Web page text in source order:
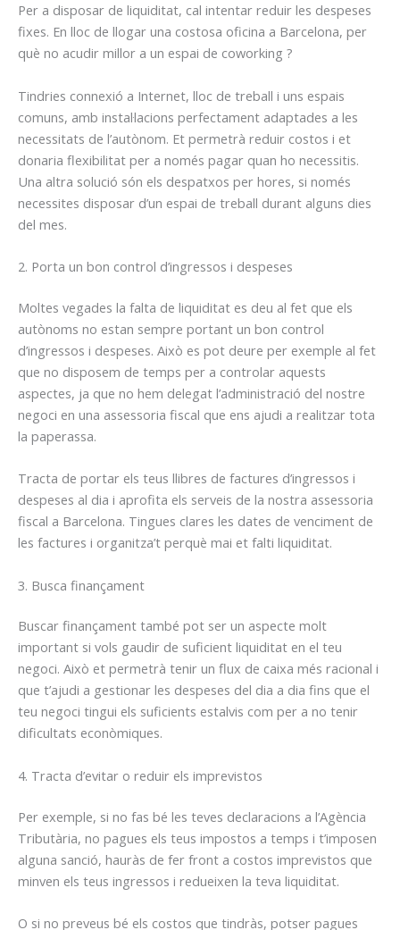
Per a disposar de liquiditat, cal intentar reduir les despeses
fixes. En lloc de llogar una costosa oficina a Barcelona, per
què no acudir millor a un espai de coworking ?
Tindries connexió a Internet, lloc de treball i uns espais
comuns, amb instal·lacions perfectament adaptades a les
necessitats de l’autònom. Et permetrà reduir costos i et
donaria flexibilitat per a només pagar quan ho necessitis.
Una altra solució són els despatxos per hores, si només
necessites disposar d’un espai de treball durant alguns dies
del mes.
2. Porta un bon control d’ingressos i despeses
Moltes vegades la falta de liquiditat es deu al fet que els
autònoms no estan sempre portant un bon control
d’ingressos i despeses. Això es pot deure per exemple al fet
que no disposem de temps per a controlar aquests
aspectes, ja que no hem delegat l’administració del nostre
negoci en una assessoria fiscal que ens ajudi a realitzar tota
la paperassa.
Tracta de portar els teus llibres de factures d’ingressos i
despeses al dia i aprofita els serveis de la nostra assessoria
fiscal a Barcelona. Tingues clares les dates de venciment de
les factures i organitza’t perquè mai et falti liquiditat.
3. Busca finançament
Buscar finançament també pot ser un aspecte molt
important si vols gaudir de suficient liquiditat en el teu
negoci. Això et permetrà tenir un flux de caixa més racional i
que t’ajudi a gestionar les despeses del dia a dia fins que el
teu negoci tingui els suficients estalvis com per a no tenir
dificultats econòmiques.
4. Tracta d’evitar o reduir els imprevistos
Per exemple, si no fas bé les teves declaracions a l’Agència
Tributària, no pagues els teus impostos a temps i t’imposen
alguna sanció, hauràs de fer front a costos imprevistos que
minven els teus ingressos i redueixen la teva liquiditat.
O si no preveus bé els costos que tindràs, potser pagues